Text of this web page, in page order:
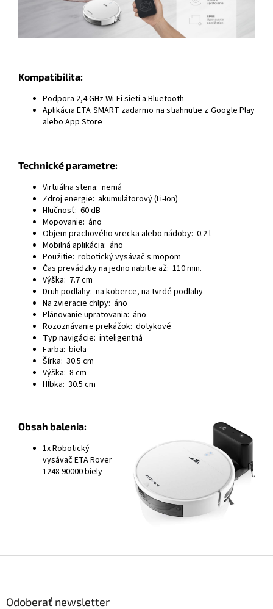
Kompatibilita:
Podpora 2,4 GHz Wi-Fi sietí a Bluetooth
Aplikácia ETA SMART zadarmo na stiahnutie z Google Play
alebo App Store
Technické parametre:
Virtuálna stena: nemá
Zdroj energie: akumulátorový (Li-Ion)
Hlučnosť: 60 dB
Mopovanie: áno
Objem prachového vrecka alebo nádoby: 0.2 l
Mobilná aplikácia: áno
Použitie: robotický vysávač s mopom
Čas prevádzky na jedno nabitie až: 110 min.
Výška: 7.7 cm
Druh podlahy: na koberce, na tvrdé podlahy
Na zvieracie chlpy: áno
Plánovanie upratovania: áno
Rozoznávanie prekážok: dotykové
Typ navigácie: inteligentná
Farba: biela
Šírka: 30.5 cm
Výška: 8 cm
Hĺbka: 30.5 cm
Obsah balenia:
1x Robotický
vysávač ETA Rover
1248 90000 biely
Odoberať newsletter